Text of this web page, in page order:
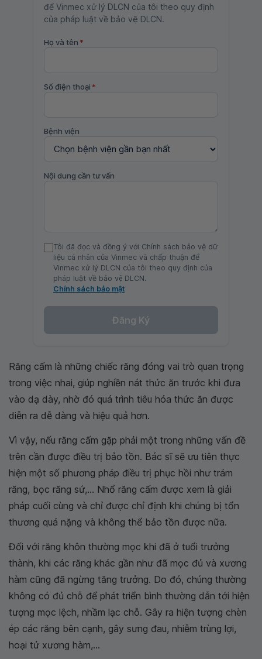
để Vinmec xử lý DLCN của tôi theo quy định
của pháp luật về bảo vệ DLCN.
Họ và tên *
Số điện thoại *
Bệnh viện
Nội dung cần tư vấn
Tôi đã đọc và đồng ý với Chính sách bảo vệ dữ
liệu cá nhân của Vinmec và chấp thuận để
Vinmec xử lý DLCN của tôi theo quy định của
pháp luật về bảo vệ DLCN.
Chính sách bảo mật
Đăng Ký
Răng cấm là những chiếc răng đóng vai trò quan trọng
trong việc nhai, giúp nghiền nát thức ăn trước khi đưa
vào dạ dày, nhờ đó quá trình tiêu hóa thức ăn được
diễn ra dễ dàng và hiệu quả hơn.
Vì vậy, nếu răng cấm gặp phải một trong những vấn đề
trên cần được điều trị bảo tồn. Bác sĩ sẽ ưu tiên thực
hiện một số phương pháp điều trị phục hồi như trám
răng, bọc răng sứ,... Nhổ răng cấm được xem là giải
pháp cuối cùng và chỉ được chỉ định khi chúng bị tổn
thương quá nặng và không thể bảo tồn được nữa.
Đối với răng khôn thường mọc khi đã ở tuổi trưởng
thành, khi các răng khác gần như đã mọc đủ và xương
hàm cũng đã ngừng tăng trưởng. Do đó, chúng thường
không có đủ chỗ để phát triển bình thường dẫn tới hiện
tượng mọc lệch, nhầm lạc chỗ. Gây ra hiện tượng chèn
ép các răng bên cạnh, gây sưng đau, nhiễm trùng lợi,
hoại tử xương hàm,...